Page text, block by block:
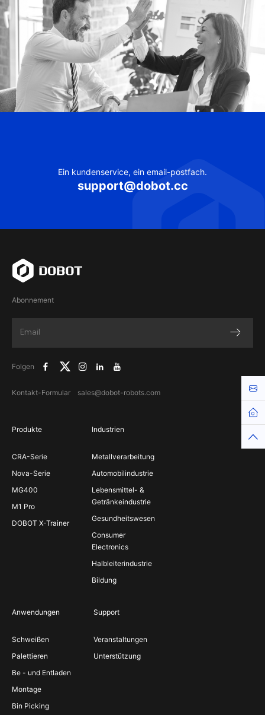
Ein kundenservice, ein email-postfach.
support@dobot.cc
Abonnement
Folgen
Kontakt-Formular sales@dobot-robots.com
Produkte
CRA-Serie
Nova-Serie
MG400
M1 Pro
DOBOT X-Trainer
Industrien
Metallverarbeitung
Automobilindustrie
Lebensmittel- &
Getränkeindustrie
Gesundheitswesen
Consumer
Electronics
Halbleiterindustrie
Bildung
Anwendungen
Schweißen
Palettieren
Be - und Entladen
Montage
Bin Picking
Support
Veranstaltungen
Unterstützung